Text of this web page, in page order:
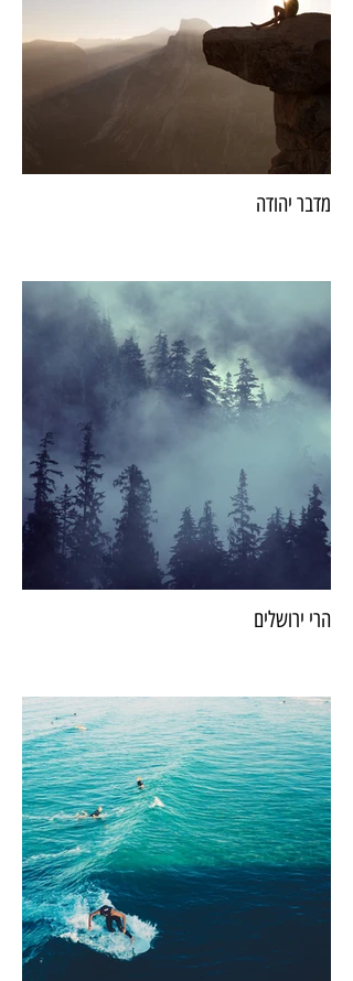
מדבר יהודה
הרי ירושלים